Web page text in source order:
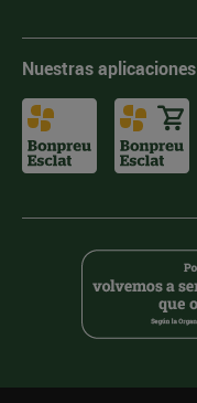
Nuestras aplicaciones